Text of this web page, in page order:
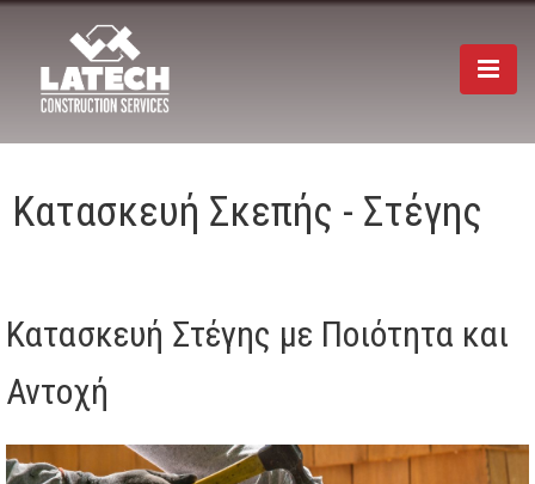
Κατασκευή Σκεπής - Στέγης
Κατασκευή Στέγης με Ποιότητα και
Αντοχή